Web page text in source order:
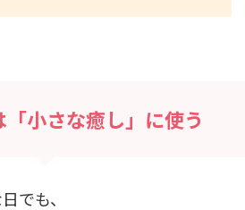
小さな癒し」に使う
でも、